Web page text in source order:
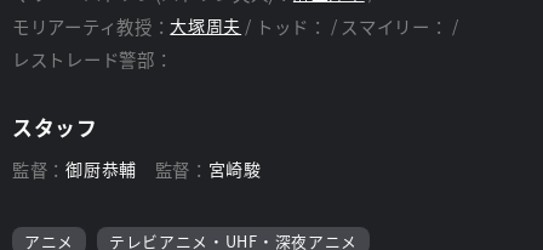
モリアーティ教授：大塚周夫 トッド：
スマイリー：
レストレード警部：
スタッフ
監督：御厨恭輔 監督： 宮崎駿
アニメ
テレビアニメ・UHF・深夜アニメ